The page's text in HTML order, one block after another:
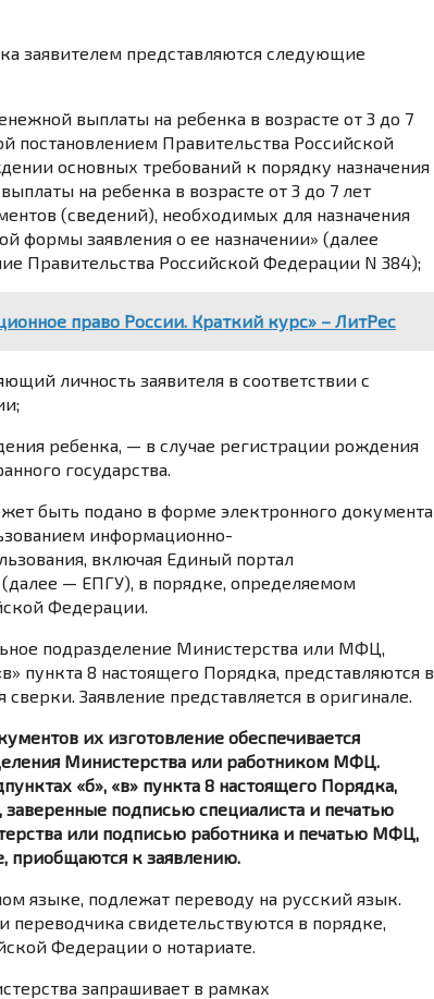
заявителем представляются следующие
выплаты на ребенка в возрасте от 3 до 7
постановлением Правительства Российской
основных требований к порядку назначения
на ребенка в возрасте от 3 до 7 лет
(сведений), необходимых для назначения
формы заявления о ее назначении» (далее
Правительства Российской Федерации N 384);
право России. Краткий курс» – ЛитРес
личность заявителя в соответствии с
ребенка, — в случае регистрации рождения
государства.
быть подано в форме электронного документа
информационно-
включая Единый портал
— ЕПГУ), в порядке, определяемом
Федерации.
подразделение Министерства или МФЦ,
пункта 8 настоящего Порядка, представляются в
Заявление представляется в оригинале.
их изготовление обеспечивается
Министерства или работником МФЦ.
«б», «в» пункта 8 настоящего Порядка,
подписью специалиста и печатью
или подписью работника и печатью МФЦ,
приобщаются к заявлению.
языке, подлежат переводу на русский язык.
переводчика свидетельствуются в порядке,
Федерации о нотариате.
запрашивает в рамках